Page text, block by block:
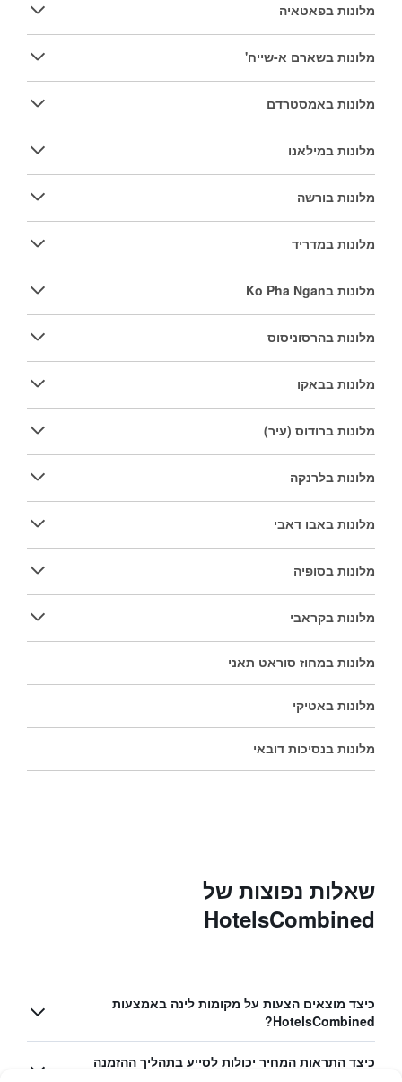
מלונות בפאטאיה
מלונות בשארם א-שייח'
מלונות באמסטרדם
מלונות במילאנו
מלונות בורשה
מלונות במדריד
מלונות בKo Pha Ngan
מלונות בהרסוניסוס
מלונות בבאקו
מלונות ברודוס (עיר)
מלונות בלרנקה
מלונות באבו דאבי
מלונות בסופיה
מלונות בקראבי
מלונות במחוז סוראט תאני
מלונות באטיקי
מלונות בנסיכות דובאי
שאלות נפוצות של
HotelsCombined
כיצד מוצאים הצעות על מקומות לינה באמצעות
HotelsCombined?
כיצד התראות המחיר יכולות לסייע בתהליך ההזמנה